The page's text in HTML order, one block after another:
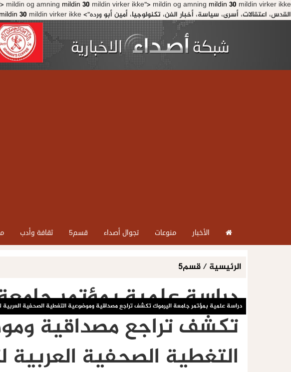
mildin og amning mildin 30 mildin virker ikke"> mildin og amning mildin 30
القدس، اعتقالات، أسرى، سياسة، أخبار الفن، تكنولوجيا، أمين أبو ورده">
mildin 30 mildin virker ikke" />
الأخبار منوعات تجوال أصداء قسم5 ثقافة وأدب
الرئيسية/قسم5
دراسة علمية بمؤتمر
تكشف تراجع مصداقية
التغطية الصحفية العربية
دراسة علمية بمؤتمر جامعة اليرموك تكشف تراجع مصداقية وموضوعية التغطية الصحفية العربية